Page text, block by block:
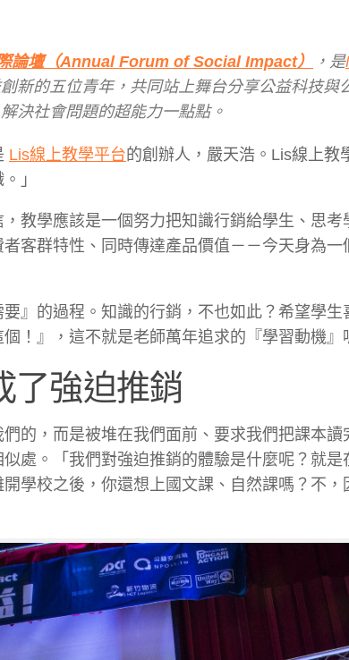
論壇（Annual Forum of Social Impact） ，是
新的五位青年，共同站上舞台分享公益科技與
決社會問題的超能力一點點。
Lis線上教學平台的創辦人，嚴天浩。Lis線上教
」
教學應該是一個努力把知識行銷給學生、思考
客群特性、同時傳達產品價值－－今天身為
』的過程。知識的行銷，不也如此？希望學
！』，這不就是老師萬年追求的『學習動機』
了強迫推銷
的，而是被堆在我們面前、要求我們把課本
處。「我們對強迫推銷的體驗是什麼呢？就
學校之後，你還想上國文課、自然課嗎？不，